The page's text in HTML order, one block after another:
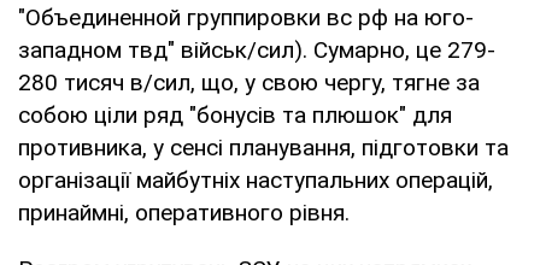
"Объединенной группировки вс рф на юго-
западном твд" військ/сил). Сумарно, це 279-
280 тисяч в/сил, що, у свою чергу, тягне за
собою ціли ряд "бонусів та плюшок" для
противника, у сенсі планування, підготовки та
організації майбутніх наступальних операцій,
принаймні, оперативного рівня.